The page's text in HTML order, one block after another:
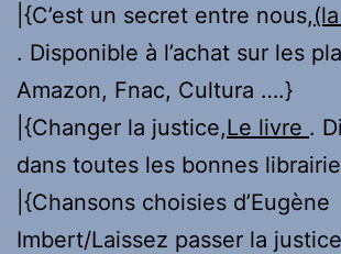
|{C’est un secret entre nous,
. Disponible à l’achat sur les
Amazon, Fnac, Cultura ….}
|{Changer la justice,Le livre .
dans toutes les bonnes
|{Chansons choisies d’Eugène
Imbert/Laissez passer la